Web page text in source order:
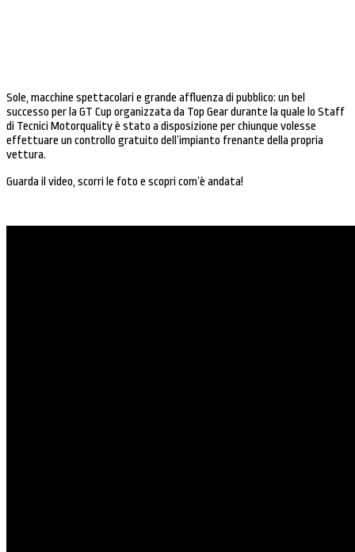
Sole, macchine spettacolari e grande affluenza di pubblico: un bel
successo per la GT Cup organizzata da Top Gear durante la quale lo Staff
di Tecnici Motorquality è stato a disposizione per chiunque volesse
effettuare un controllo gratuito dell’impianto frenante della propria
vettura.
Guarda il video, scorri le foto e scopri com’è andata!